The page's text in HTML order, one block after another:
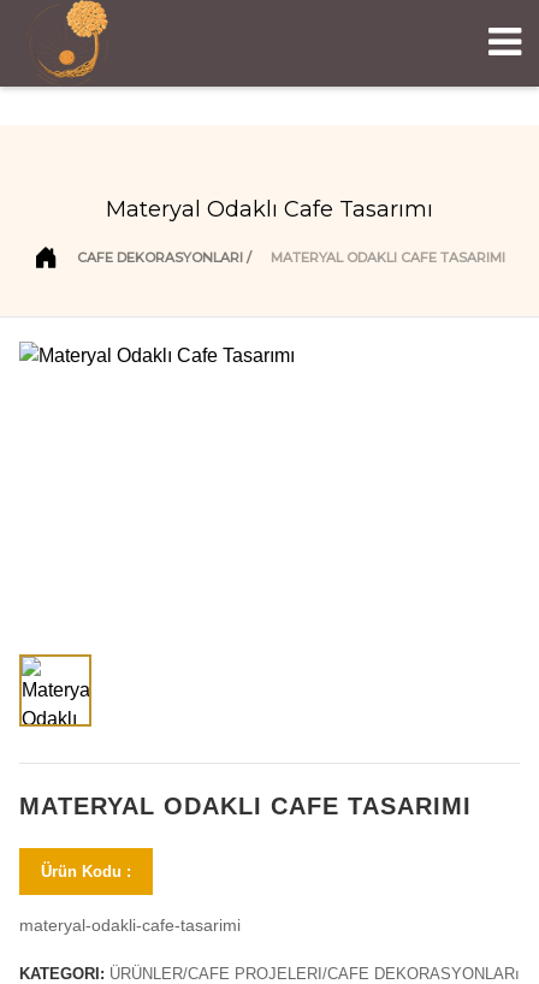
Materyal Odaklı Cafe Tasarımı
CAFE DEKORASYONLARI MATERYAL ODAKLI CAFE TASARIMI
MATERYAL ODAKLI CAFE TASARIMI
Ürün Kodu :
materyal-odakli-cafe-tasarimi
KATEGORI: ÜRÜNLER/CAFE PROJELERI/CAFE DEKORASYONLARı